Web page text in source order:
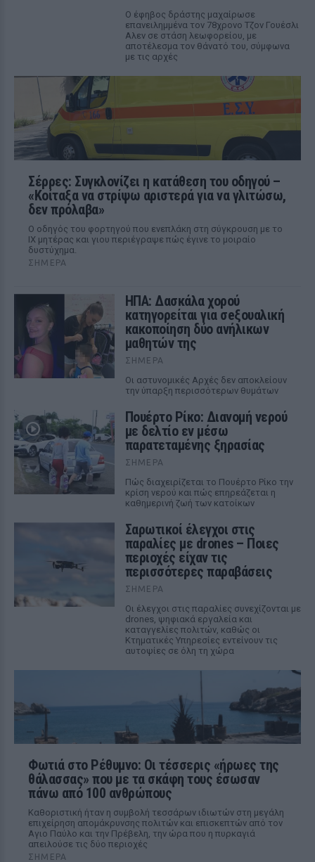
Ο έφηβος δράστης μαχαίρωσε
επανειλημμένα τον 78χρονο Τζον Γουέσλι
Αλεν σε στάση λεωφορείου, με
αποτέλεσμα τον θάνατό του, σύμφωνα
με τις αρχές
Σέρρες: Συγκλονίζει η κατάθεση του οδηγού –
«Κοίταξα να στρίψω αριστερά για να γλιτώσω,
δεν πρόλαβα»
Ο οδηγός του φορτηγού που ενεπλάκη στη σύγκρουση με το
ΙΧ μητέρας και γιου περιέγραψε πώς έγινε το μοιραίο
δυστύχημα.
ΣΉΜΕΡΑ
ΗΠΑ: Δασκάλα χορού
κατηγορείται για σeξουαλική
κακοποίηση δύο ανήλικων
μαθητών της
ΣΉΜΕΡΑ
Οι αστυνομικές Αρχές δεν αποκλείουν
την ύπαρξη περισσότερων θυμάτων
Πουέρτο Ρίκο: Διανομή νερού
με δελτίο εν μέσω
παρατεταμένης ξηρασίας
ΣΉΜΕΡΑ
Πώς διαχειρίζεται το Πουέρτο Ρίκο την
κρίση νερού και πώς επηρεάζεται η
καθημερινή ζωή των κατοίκων
Σαρωτικοί έλεγχοι στις
παραλίες με drones – Ποιες
περιοχές είχαν τις
περισσότερες παραβάσεις
ΣΉΜΕΡΑ
Οι έλεγχοι στις παραλίες συνεχίζονται με
drones, ψηφιακά εργαλεία και
καταγγελίες πολιτών, καθώς οι
Κτηματικές Υπηρεσίες εντείνουν τις
αυτοψίες σε όλη τη χώρα
Φωτιά στο Ρέθυμνο: Οι τέσσερις «ήρωες της
θάλασσας» που με τα σκάφη τους έσωσαν
πάνω από 100 ανθρώπους
Καθοριστική ήταν η συμβολή τεσσάρων ιδιωτών στη μεγάλη
επιχείρηση απομάκρυνσης πολιτών και επισκεπτών από τον
Αγιο Παύλο και την Πρέβελη, την ώρα που η πυρκαγιά
απειλούσε τις δύο περιοχές
ΣΉΜΕΡΑ